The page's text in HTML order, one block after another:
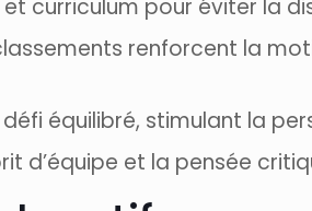
curriculum pour éviter la
renforcent la
équilibré, stimulant la
d’équipe et la pensée